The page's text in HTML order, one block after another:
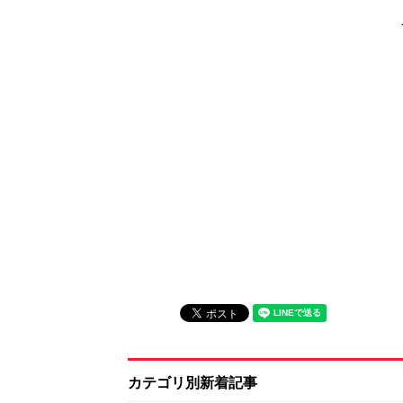
カテゴリ別新着記事